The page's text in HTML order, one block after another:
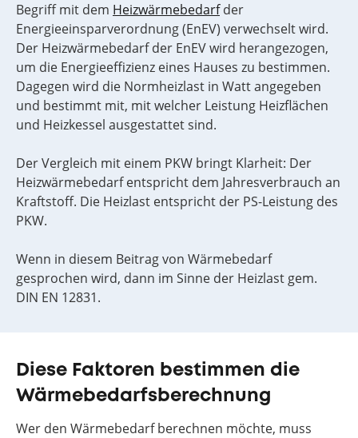
Begriff mit dem Heizwärmebedarfder
Energieeinsparverordnung (EnEV) verwechselt wird.
Der Heizwärmebedarf der EnEV wird herangezogen,
um die Energieeffizienz eines Hauses zu bestimmen.
Dagegen wird die Normheizlast in Watt angegeben
und bestimmt mit, mit welcher Leistung Heizflächen
und Heizkessel ausgestattet sind.
Der Vergleich mit einem PKW bringt Klarheit: Der
Heizwärmebedarf entspricht dem Jahresverbrauch an
Kraftstoff. Die Heizlast entspricht der PS-Leistung des
PKW.
Wenn in diesem Beitrag von Wärmebedarf
gesprochen wird, dann im Sinne der Heizlast gem.
DIN EN 12831.
Diese Faktoren bestimmen die
Wärmebedarfsberechnung
Wer den Wärmebedarf berechnen möchte, muss